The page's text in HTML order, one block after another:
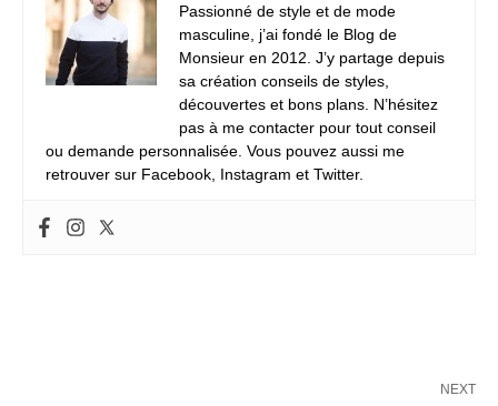
Passionné de style et de mode
masculine, j’ai fondé le Blog de
Monsieur en 2012. J’y partage depuis
sa création conseils de styles,
découvertes et bons plans. N’hésitez
pas à me contacter pour tout conseil
ou demande personnalisée. Vous pouvez aussi me
retrouver sur Facebook, Instagram et Twitter.
NEXT